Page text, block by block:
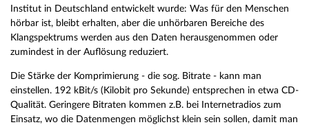
Institut in Deutschland entwickelt wurde: Was für den Menschen
hörbar ist, bleibt erhalten, aber die unhörbaren Bereiche des
Klangspektrums werden aus den Daten herausgenommen oder
zumindest in der Auflösung reduziert.
Die Stärke der Komprimierung - die sog. Bitrate - kann man
einstellen. 192 kBit/s (Kilobit pro Sekunde) entsprechen in etwa CD-
Qualität. Geringere Bitraten kommen z.B. bei Internetradios zum
Einsatz, wo die Datenmengen möglichst klein sein sollen, damit man